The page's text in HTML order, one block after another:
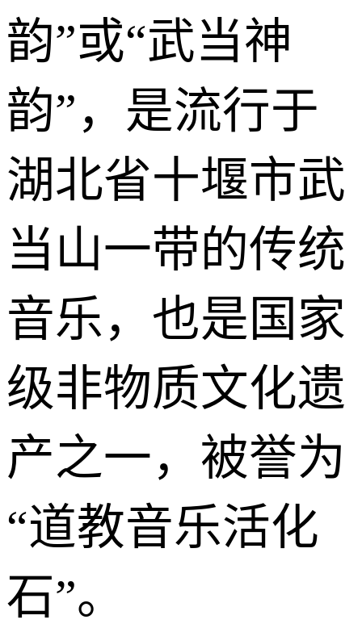
韵”或“武当神
韵”，是流行于
湖北省十堰市武
当山一带的传统
音乐，也是国家
级非物质文化遗
产之一，被誉为
“道教音乐活化
石”。